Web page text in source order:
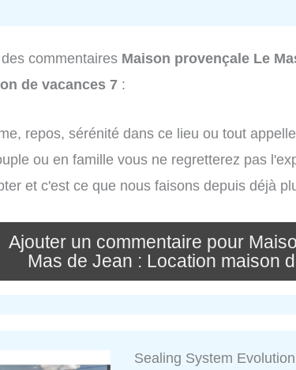
commentaires Maison provençale Le
de vacances 7 :
repos, sérénité dans ce lieu ou tout
ou en famille vous ne regretterez pas
et c'est ce que nous faisons depuis déjà
Ajouter un commentaire pour
Mas de Jean : Location maison
Sealing System